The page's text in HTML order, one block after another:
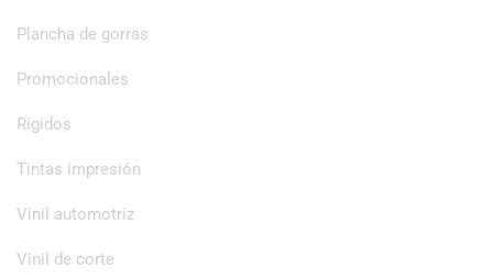
Plancha de gorras
Promocionales
Rígidos
Tintas impresión
Vinil automotriz
Vinil de corte